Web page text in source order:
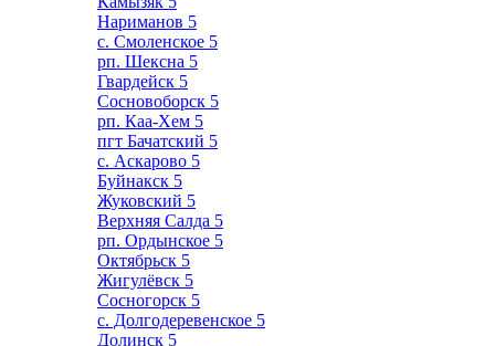
Нариманов 5
с. Смоленское 5
рп. Шексна 5
Гвардейск 5
Сосновоборск 5
рп. Каа-Хем 5
пгт Бачатский 5
с. Аскарово 5
Буйнакск 5
Жуковский 5
Верхняя Салда 5
рп. Ордынское 5
Октябрьск 5
Жигулёвск 5
Сосногорск 5
с. Долгодеревенское 5
Долинск 5